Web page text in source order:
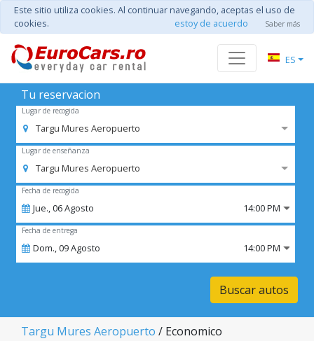
Este sitio utiliza cookies. Al continuar navegando, aceptas el uso de
cookies.
estoy de acuerdo Saber más
ES
Tu reservacion
Lugar de recogida
Targu Mures Aeropuerto
Lugar de enseñanza
Targu Mures Aeropuerto
Fecha de recogida
Jue.,06Agosto 14:00 PM
Fecha de entrega
Dom.,09Agosto 14:00 PM
Buscar autos
Targu Mures Aeropuerto / Economico